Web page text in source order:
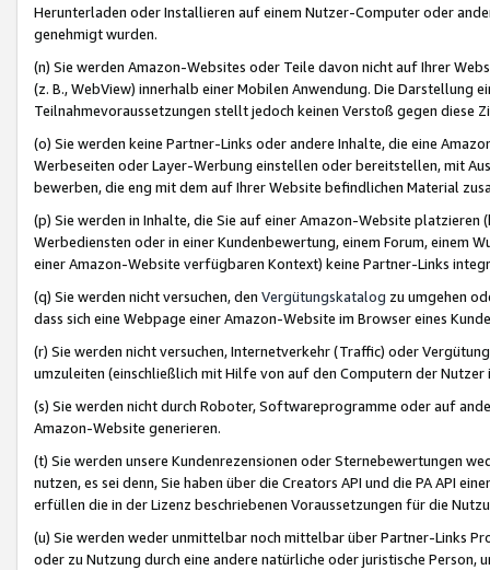
Herunterladen oder Installieren auf einem Nutzer-Computer oder
genehmigt wurden.
(n) Sie werden Amazon-Websites oder Teile davon nicht auf Ihrer
(z. B., WebView) innerhalb einer Mobilen Anwendung. Die Darstellung
Teilnahmevoraussetzungen stellt jedoch keinen Verstoß gegen diese
(o) Sie werden keine Partner-Links oder andere Inhalte, die eine
Werbeseiten oder Layer-Werbung einstellen oder bereitstellen, mit
bewerben, die eng mit dem auf Ihrer Website befindlichen Material
(p) Sie werden in Inhalte, die Sie auf einer Amazon-Website
Werbediensten oder in einer Kundenbewertung, einem Forum, einem
einer Amazon-Website verfügbaren Kontext) keine Partner-Links
(q) Sie werden nicht versuchen, den Vergütungskatalog zu umgehen
dass sich eine Webpage einer Amazon-Website im Browser eines
(r) Sie werden nicht versuchen, Internetverkehr (Traffic) oder
umzuleiten (einschließlich mit Hilfe von auf den Computern der
(s) Sie werden nicht durch Roboter, Softwareprogramme oder auf
Amazon-Website generieren.
(t) Sie werden unsere Kundenrezensionen oder Sternebewertungen
nutzen, es sei denn, Sie haben über die Creators API und die PA API
erfüllen die in der Lizenz beschriebenen Voraussetzungen für die
(u) Sie werden weder unmittelbar noch mittelbar über Partner-Links
oder zu Nutzung durch eine andere natürliche oder juristische